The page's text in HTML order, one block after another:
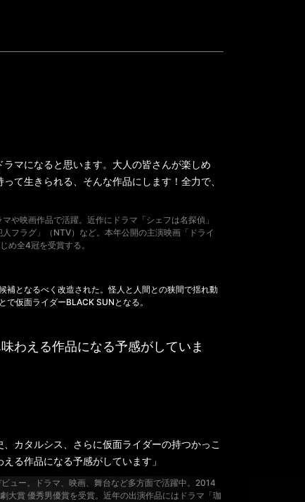
マになると思います。大人の皆さんが楽しめ
て生きられる、そんな作品にします！全力で、
や映画作品で活躍。近作にドラマ「シェフは名探偵」
フラグ」（NTV）など。本年公開の主演映画「ドライ
め全4冠を受賞する。
補となるべく改造された。怪人と人間との狭間で揺れ動
で仮面ライダーBLACK SUNとなる。
わえる作品になる予感がしていま
カタルシス、さらに仮面ライダーの持つかっこ
る作品になる予感がしています」
ュー。ドラマ、映画、舞台など多方面で活躍中。2014
大賞 優秀男優賞を受賞。近年の出演作品にはドラマ「珈